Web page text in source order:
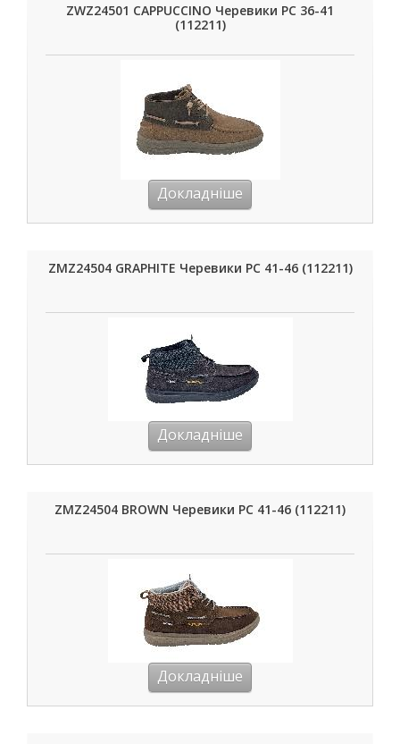
ZWZ24501 CAPPUCCINO Черевики РС 36-41
(112211)
Докладніше
ZMZ24504 GRAPHITE Черевики РС 41-46 (112211)
Докладніше
ZMZ24504 BROWN Черевики РС 41-46 (112211)
Докладніше